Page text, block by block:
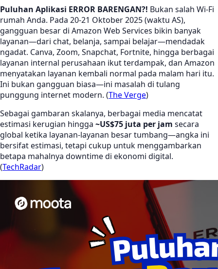
Puluhan Aplikasi ERROR BARENGAN?! Bukan salah Wi-Fi
rumah Anda. Pada 20-21 Oktober 2025 (waktu AS),
gangguan besar di Amazon Web Services bikin banyak
layanan—dari chat, belanja, sampai belajar—mendadak
ngadat. Canva, Zoom, Snapchat, Fortnite, hingga berbagai
layanan internal perusahaan ikut terdampak, dan Amazon
menyatakan layanan kembali normal pada malam hari itu.
Ini bukan gangguan biasa—ini masalah di tulang
punggung internet modern. (The Verge)
Sebagai gambaran skalanya, berbagai media mencatat
estimasi kerugian hingga ~US$75 juta per jam secara
global ketika layanan-layanan besar tumbang—angka ini
bersifat estimasi, tetapi cukup untuk menggambarkan
betapa mahalnya downtime di ekonomi digital.
(TechRadar)